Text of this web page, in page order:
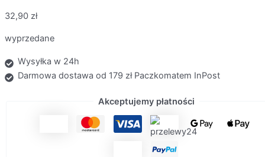
32,90 zł
wyprzedane
Wysyłka w 24h
Darmowa dostawa od 179 zł Paczkomatem InPost
Akceptujemy płatności